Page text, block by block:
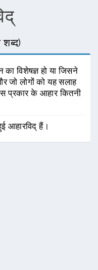
शब्द)
का विशेषज्ञ हो या जिसने
जो लोगों को यह सलाह
प्रकार के आहार कितनी
आहारविद् हैं।